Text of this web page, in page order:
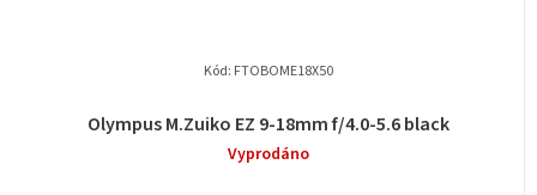
Olympus M.Zuiko EZ 9-18mm f/4.0-5.6 black
Vyprodáno
Kód: FTOBOME18X50